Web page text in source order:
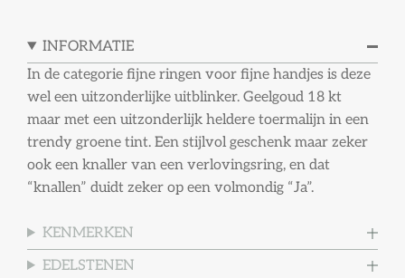
INFORMATIE
In de categorie fijne ringen voor fijne handjes is deze
wel een uitzonderlijke uitblinker. Geelgoud 18 kt
maar met een uitzonderlijk heldere toermalijn in een
trendy groene tint. Een stijlvol geschenk maar zeker
ook een knaller van een verlovingsring, en dat
“knallen” duidt zeker op een volmondig “Ja”.
KENMERKEN
EDELSTENEN